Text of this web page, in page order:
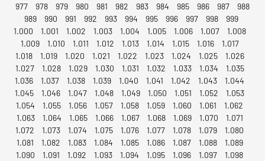
977
978 979 980 981 982 983 984 985 986 987
988
989
990 991 992 993 994 995 996 997 998
999
1.000
1.001 1.002 1.003 1.004 1.005 1.006 1.007
1.008
1.009
1.010 1.011 1.012 1.013 1.014 1.015 1.016
1.017
1.018
1.019 1.020 1.021 1.022 1.023 1.024 1.025
1.026
1.027
1.028 1.029 1.030 1.031 1.032 1.033 1.034
1.035
1.036
1.037 1.038 1.039 1.040 1.041 1.042 1.043
1.044
1.045
1.046 1.047 1.048 1.049 1.050 1.051 1.052
1.053
1.054
1.055 1.056 1.057 1.058 1.059 1.060 1.061
1.062
1.063
1.064 1.065 1.066 1.067 1.068 1.069 1.070
1.071
1.072
1.073 1.074 1.075 1.076 1.077 1.078 1.079
1.080
1.081
1.082 1.083 1.084 1.085 1.086 1.087 1.088
1.089
1.090
1.091 1.092 1.093 1.094 1.095 1.096 1.097
1.098